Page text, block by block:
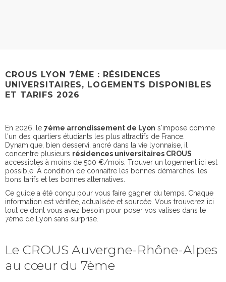
CROUS LYON 7ÈME : RÉSIDENCES
UNIVERSITAIRES, LOGEMENTS DISPONIBLES
ET TARIFS 2026
En 2026, le 7ème arrondissement de Lyon s'impose comme
l'un des quartiers étudiants les plus attractifs de France.
Dynamique, bien desservi, ancré dans la vie lyonnaise, il
concentre plusieurs résidences universitaires CROUS
accessibles à moins de 500 €/mois. Trouver un logement ici est
possible. À condition de connaître les bonnes démarches, les
bons tarifs et les bonnes alternatives.
Ce guide a été conçu pour vous faire gagner du temps. Chaque
information est vérifiée, actualisée et sourcée. Vous trouverez ici
tout ce dont vous avez besoin pour poser vos valises dans le
7ème de Lyon sans surprise.
Le CROUS Auvergne-Rhône-Alpes
au cœur du 7ème